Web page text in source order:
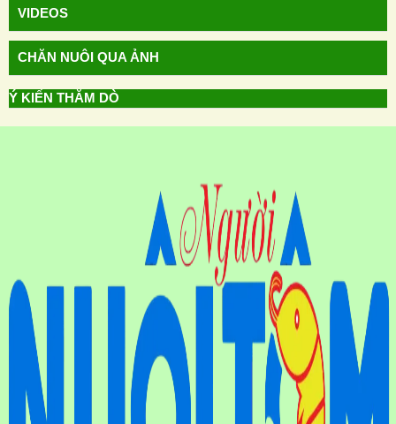
VIDEOS
CHĂN NUÔI QUA ẢNH
Ý KIẾN THĂM DÒ